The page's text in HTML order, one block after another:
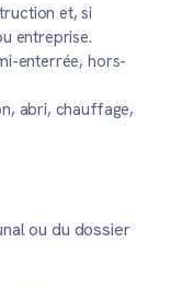
et, si
entreprise.
enterrée, hors-
abri, chauffage,
ou du dossier